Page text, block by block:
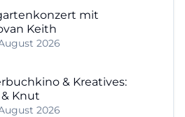
mit
Keith
2026
& Kreatives:
Knut
2026